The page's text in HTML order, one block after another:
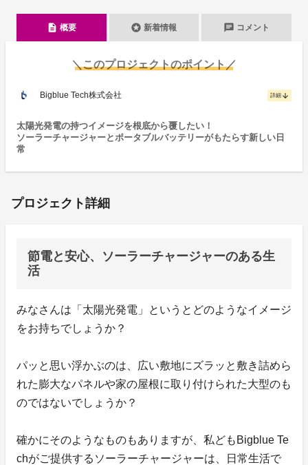
description 概要 stars 新着情報 chat コメント
＼このプロジェクトのポイント／
Bigblue Tech株式会社 詳細 arrow_downward
太陽光発電の持つイメージを根底から覆したい！
ソーラーチャージャーとポータブルバッテリーがもたらす新しい日
常
プロジェクト詳細
節電と安心、ソーラーチャージャーのある生
活
みなさんは「太陽光発電」というとどのようなイメージ
をお持ちでしょうか？
パッと思い浮かぶのは、広い敷地にズラッと敷き詰めら
れた膨大なパネルや家の屋根に取り付けられた大型のも
のではないでしょうか？
確かにそのようなものもありますが、私どもBigblue Te
chがご提供するソーラーチャージャーは、日常生活で